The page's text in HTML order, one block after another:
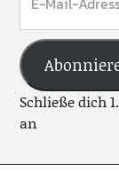
Schließe dich
an